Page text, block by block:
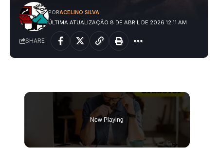
ÚLTIMA ATUALIZAÇÃO 8 DE ABRIL DE 2026 12:11 AM
PORACELINO SILVA
SHARE
Now Playing